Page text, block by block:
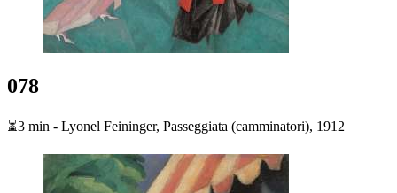
078
⏳3 min - Lyonel Feininger, Passeggiata (camminatori), 1912